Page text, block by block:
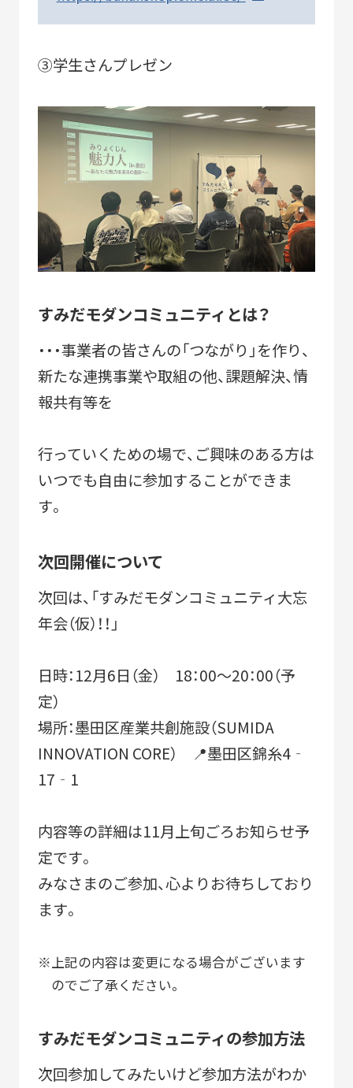
NEWS
CERTIFICATION
COMMUNITY
③学生さんプレゼン
すみだモダンコミュニティとは？
・・・事業者の皆さんの「つながり」を作り、
新たな連携事業や取組の他、課題解決、情
報共有等を
行っていくための場で、ご興味のある方は
いつでも自由に参加することができま
す。
次回開催について
次回は、「すみだモダンコミュニティ大忘
年会（仮）！！」
日時：12月6日（金） 18：00～20：00（予
定）
場所：墨田区産業共創施設（SUMIDA
INNOVATION CORE） 📍墨田区錦糸4‐
17‐1
内容等の詳細は11月上旬ごろお知らせ予
定です。
みなさまのご参加、心よりお待ちしており
ます。
上記の内容は変更になる場合がございます
のでご了承ください。
すみだモダンコミュニティの参加方法
次回参加してみたいけど参加方法がわか